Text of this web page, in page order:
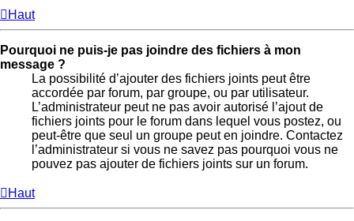
Haut
Pourquoi ne puis-je pas joindre des fichiers à mon
message ?
La possibilité d’ajouter des fichiers joints peut être
accordée par forum, par groupe, ou par utilisateur.
L’administrateur peut ne pas avoir autorisé l’ajout de
fichiers joints pour le forum dans lequel vous postez, ou
peut-être que seul un groupe peut en joindre. Contactez
l’administrateur si vous ne savez pas pourquoi vous ne
pouvez pas ajouter de fichiers joints sur un forum.
Haut